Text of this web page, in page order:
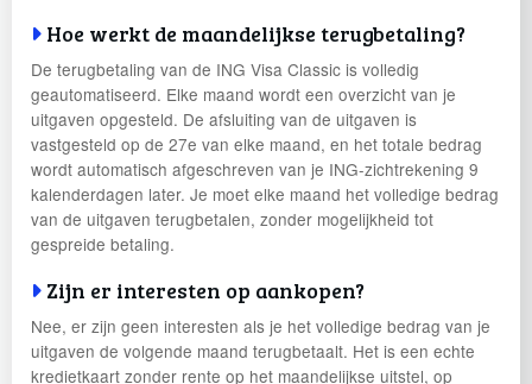
Hoe werkt de maandelijkse terugbetaling?
De terugbetaling van de ING Visa Classic is volledig
geautomatiseerd. Elke maand wordt een overzicht van je
uitgaven opgesteld. De afsluiting van de uitgaven is
vastgesteld op de 27e van elke maand, en het totale bedrag
wordt automatisch afgeschreven van je ING-zichtrekening 9
kalenderdagen later. Je moet elke maand het volledige bedrag
van de uitgaven terugbetalen, zonder mogelijkheid tot
gespreide betaling.
Zijn er interesten op aankopen?
Nee, er zijn geen interesten als je het volledige bedrag van je
uitgaven de volgende maand terugbetaalt. Het is een echte
kredietkaart zonder rente op het maandelijkse uitstel, op